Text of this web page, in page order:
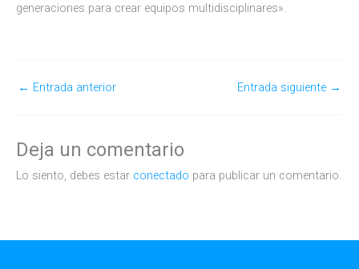
generaciones para crear equipos multidisciplinares».
← Entrada anterior Entrada siguiente →
Deja un comentario
Lo siento, debes estar conectado para publicar un comentario.